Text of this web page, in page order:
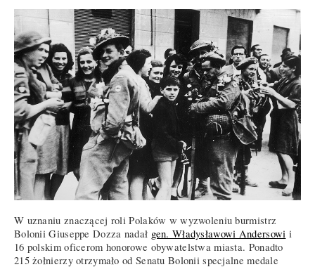
W uznaniu znaczącej roli Polaków w wyzwoleniu burmistrz
Bolonii Giuseppe Dozza nadał gen. Władysławowi Andersowi i
16 polskim oficerom honorowe obywatelstwa miasta. Ponadto
215 żołnierzy otrzymało od Senatu Bolonii specjalne medale